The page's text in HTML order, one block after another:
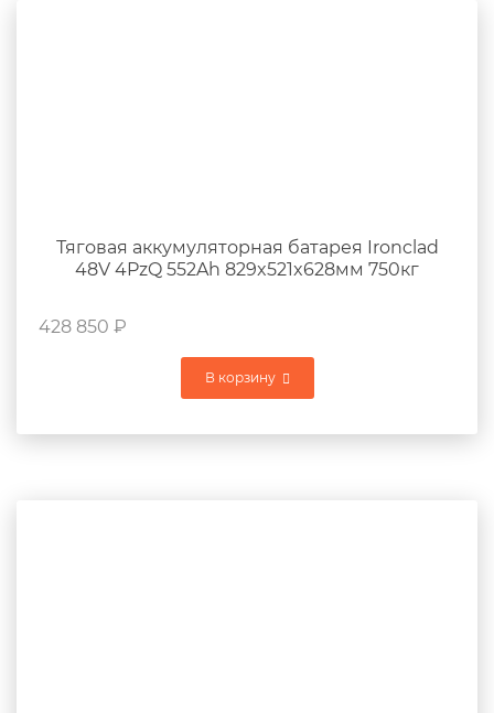
Тяговая аккумуляторная батарея Ironclad
48V 4PzQ 552Ah 829x521x628мм 750кг
428 850 ₽
В корзину